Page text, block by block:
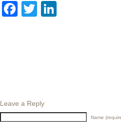
FacebookTwitter
Leave a Reply
Name